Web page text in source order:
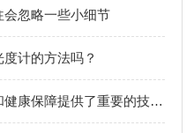
忽略一些小细节
计的方法吗？
环境分析仪器为环境保护和健康保障提供了重要的技术支持